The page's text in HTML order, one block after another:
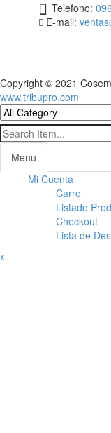
Telefono:
E-mail:
Copyright © 2021
www.tribupro.com
Menu
Mi Cuenta
Carro
Listado
Checkout
Lista de
x